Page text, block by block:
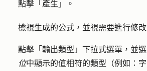
點擊「 產生 」。
檢視生成的公式，並視需要進行修改
點擊「 輸出類型 」下拉式選單，並
位中顯示的值相符的類型（例如：字